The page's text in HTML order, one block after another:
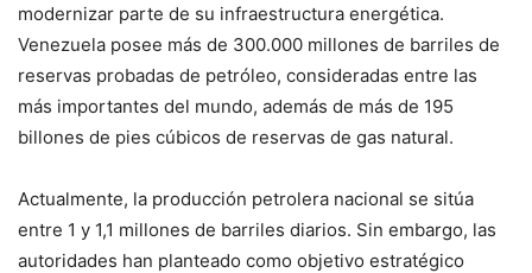
modernizar parte de su infraestructura energética.
Venezuela posee más de 300.000 millones de barriles de
reservas probadas de petróleo, consideradas entre las
más importantes del mundo, además de más de 195
billones de pies cúbicos de reservas de gas natural.
Actualmente, la producción petrolera nacional se sitúa
entre 1 y 1,1 millones de barriles diarios. Sin embargo, las
autoridades han planteado como objetivo estratégico